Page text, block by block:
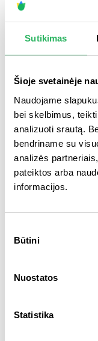
Sutikimas
Šioje svetainėje
Naudojame
bei skelbimus,
analizuoti srautą.
bendriname su
analizės
pateiktos arba
informacijos.
pasirinkimas
Būtini
Nuostatos
Statistika
atliekų